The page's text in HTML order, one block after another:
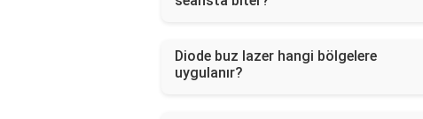
Diode buz lazer hangi bölgelere
uygulanır?